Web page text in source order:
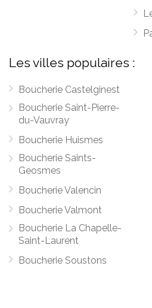
Les villes populaires :
Boucherie Castelginest
Boucherie Saint-Pierre-
du-Vauvray
Boucherie Huismes
Boucherie Saints-
Geosmes
Boucherie Valencin
Boucherie Valmont
Boucherie La Chapelle-
Saint-Laurent
Boucherie Soustons